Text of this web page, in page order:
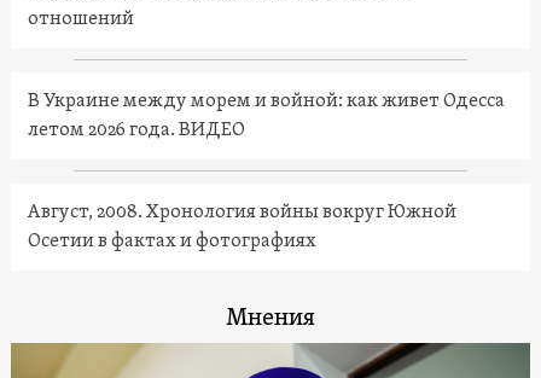
отношений
В Украине между морем и войной: как живет Одесса
летом 2026 года. ВИДЕО
Август, 2008. Хронология войны вокруг Южной
Осетии в фактах и фотографиях
Мнения